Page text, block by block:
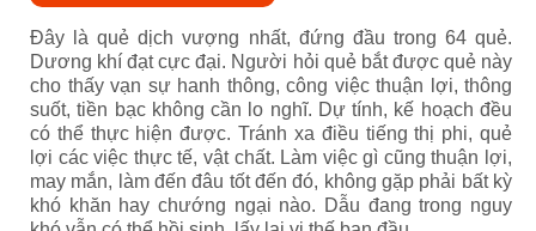
Đây là quẻ dịch vượng nhất, đứng đầu trong 64 quẻ.
Dương khí đạt cực đại. Người hỏi quẻ bắt được quẻ này
cho thấy vạn sự hanh thông, công việc thuận lợi, thông
suốt, tiền bạc không cần lo nghĩ. Dự tính, kế hoạch đều
có thể thực hiện được. Tránh xa điều tiếng thị phi, quẻ
lợi các việc thực tế, vật chất. Làm việc gì cũng thuận lợi,
may mắn, làm đến đâu tốt đến đó, không gặp phải bất kỳ
khó khăn hay chướng ngại nào. Dẫu đang trong nguy